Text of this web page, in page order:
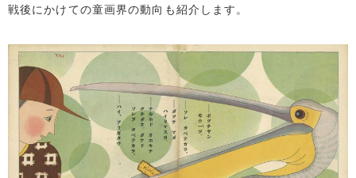
戦後にかけての童画界の動向も紹介します。